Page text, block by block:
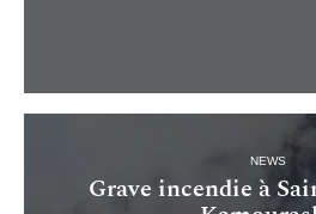
NEWS
Grave incendie à